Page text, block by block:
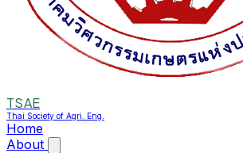
TSAE
Thai Society of Agri. Eng.
Home
About